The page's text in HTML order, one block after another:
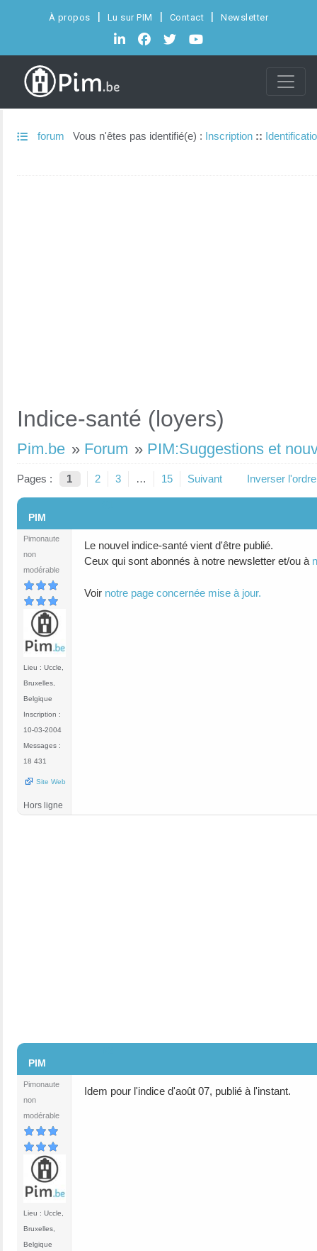
À propos Lu sur PIM Contact Newsletter
forum Vous n'êtes pas identifié(e) : Inscription ::
Indice-santé (loyers)
Pim.be » Forum » PIM:Suggestions et
Pages : 1 2 3 … 15 Suivant Inverser
PIM
Pimonaute
non
modérable
Lieu : Uccle,
Bruxelles,
Belgique
Inscription :
10-03-2004
Messages :
18 431
Site Web
Le nouvel indice-santé vient d'être publié.
Ceux qui sont abonnés à notre newsletter et/ou à
Voir notre page concernée mise à jour.
Hors ligne
PIM
Pimonaute
non
modérable
Lieu : Uccle,
Bruxelles,
Belgique
Idem pour l'indice d'août 07, publié à l'instant.